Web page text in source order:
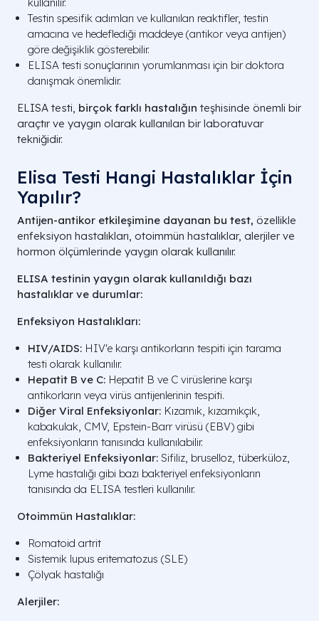
Testin spesifik adımları ve kullanılan reaktifler, testin
amacına ve hedeflediği maddeye (antikor veya antijen)
göre değişiklik gösterebilir.
ELISA testi sonuçlarının yorumlanması için bir doktora
danışmak önemlidir.
ELISA testi, birçok farklı hastalığın teşhisinde önemli bir
araçtır ve yaygın olarak kullanılan bir laboratuvar
tekniğidir.
​Elisa Testi Hangi Hastalıklar İçin
Yapılır?
Antijen-antikor etkileşimine dayanan bu test, özellikle
enfeksiyon hastalıkları, otoimmün hastalıklar, alerjiler ve
hormon ölçümlerinde yaygın olarak kullanılır.
ELISA testinin yaygın olarak kullanıldığı bazı
hastalıklar ve durumlar:
Enfeksiyon Hastalıkları:
HIV/AIDS: HIV'e karşı antikorların tespiti için tarama
testi olarak kullanılır.
Hepatit B ve C: Hepatit B ve C virüslerine karşı
antikorların veya virüs antijenlerinin tespiti.
Diğer Viral Enfeksiyonlar: Kızamık, kızamıkçık,
kabakulak, CMV, Epstein-Barr virüsü (EBV) gibi
enfeksiyonların tanısında kullanılabilir.
Bakteriyel Enfeksiyonlar: Sifiliz, bruselloz, tüberküloz,
Lyme hastalığı gibi bazı bakteriyel enfeksiyonların
tanısında da ELISA testleri kullanılır.
Otoimmün Hastalıklar:
Romatoid artrit
Sistemik lupus eritematozus (SLE)
Çölyak hastalığı
Alerjiler: